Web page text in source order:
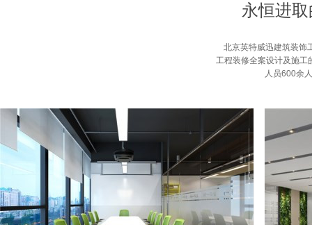
永恒进
北京英特威迅建筑装饰
工程装修全案设计及施工
人员600余